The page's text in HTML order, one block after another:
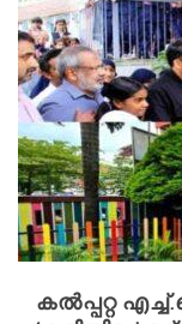
കൽപ്പറ്റ